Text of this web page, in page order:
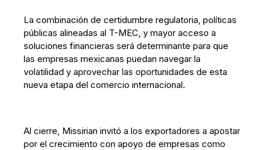
La combinación de certidumbre regulatoria, políticas
públicas alineadas al T-MEC, y mayor acceso a
soluciones financieras será determinante para que
las empresas mexicanas puedan navegar la
volatilidad y aprovechar las oportunidades de esta
nueva etapa del comercio internacional.
Al cierre, Missirian invitó a los exportadores a apostar
por el crecimiento con apoyo de empresas como